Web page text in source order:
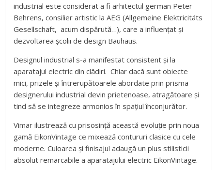
industrial este considerat a fi arhitectul german Peter
Behrens, consilier artistic la AEG (Allgemeine Elektricitäts
Gesellschaft, acum dispărută…), care a influențat și
dezvoltarea școlii de design Bauhaus.
Designul industrial s-a manifestat consistent și la
aparatajul electric din clădiri. Chiar dacă sunt obiecte
mici, prizele și întrerupătoarele abordate prin prisma
designerului industrial devin prietenoase, atragătoare și
tind să se integreze armonios în spațiul înconjurător.
Vimar ilustrează cu prisosință această evoluție prin noua
gamă EikonVintage ce mixează contururi clasice cu cele
moderne. Culoarea și finisajul adaugă un plus stilisticii
absolut remarcabile a aparatajului electric EikonVintage.